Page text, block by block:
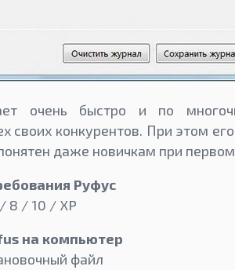
очень быстро и по
своих конкурентов. При этом
даже новичкам при
Руфус
8 / 10 / XP
на компьютер
файл